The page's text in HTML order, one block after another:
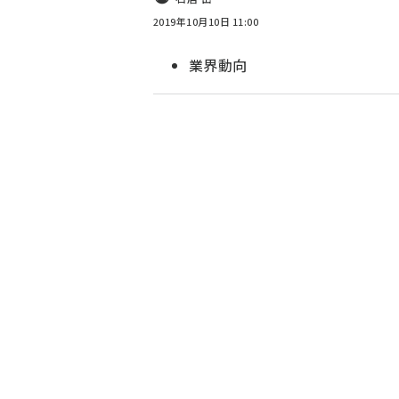
2019年10月10日 11:00
業界動向